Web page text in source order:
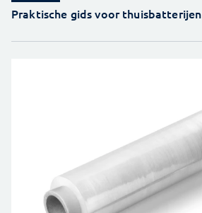
Praktische gids voor thuisbatterijen